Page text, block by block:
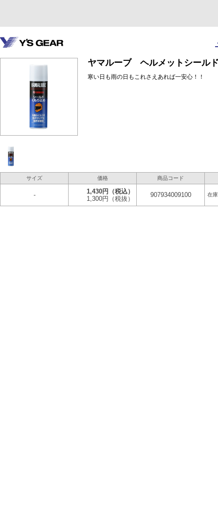
ヤマルーブ ヘルメットシール
寒い日も雨の日もこれさえあれば一安心！！
サイズ 価格 商品コード
- 1,430円
（税込）
1,300円
（税抜）
907934009100 在